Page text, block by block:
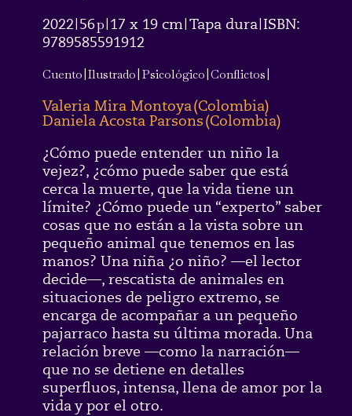
2022 56p 17 x 19 cm Tapa dura ISBN:
9789585591912
Cuento Ilustrado Psicológico Conflictos
Valeria Mira Montoya(Colombia)
Daniela Acosta Parsons(Colombia)
¿Cómo puede entender un niño la
vejez?, ¿cómo puede saber que está
cerca la muerte, que la vida tiene un
límite? ¿Cómo puede un “experto” saber
cosas que no están a la vista sobre un
pequeño animal que tenemos en las
manos? Una niña ¿o niño? —el lector
decide—, rescatista de animales en
situaciones de peligro extremo, se
encarga de acompañar a un pequeño
pajarraco hasta su última morada. Una
relación breve —como la narración—
que no se detiene en detalles
superfluos, intensa, llena de amor por la
vida y por el otro.